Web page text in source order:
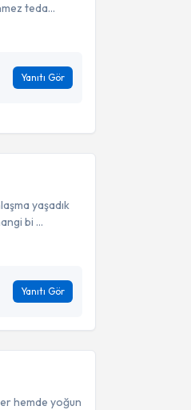
teda...
Yanıtı Gör
yaşadık
bi ...
Yanıtı Gör
hemde yoğun